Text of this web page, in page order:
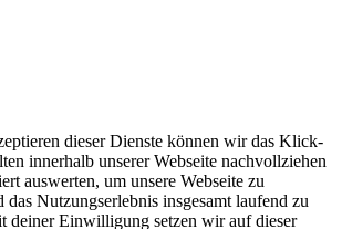
dieser Dienste können wir das Klick-
innerhalb unserer Webseite nachvollziehen
auswerten, um unsere Webseite zu
das Nutzungserlebnis insgesamt laufend zu
deiner Einwilligung setzen wir auf dieser